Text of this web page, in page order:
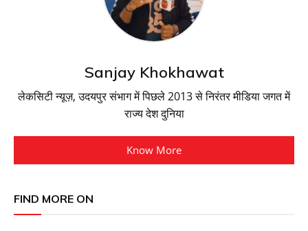
Sanjay Khokhawat
लेकसिटी न्यूज़, उदयपुर संभाग में पिछले 2013 से निरंतर मीडिया जगत में
राज्य देश दुनिया
Know More
FIND MORE ON